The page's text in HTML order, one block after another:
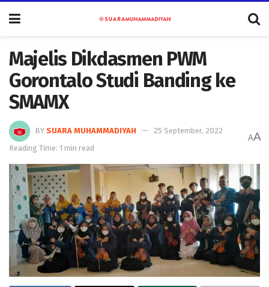
Majelis Dikdasmen PWM
Gorontalo Studi Banding ke
SMAMX
BY SUARA MUHAMMADIYAH
25 September, 2022
Reading Time: 1 min read
AA